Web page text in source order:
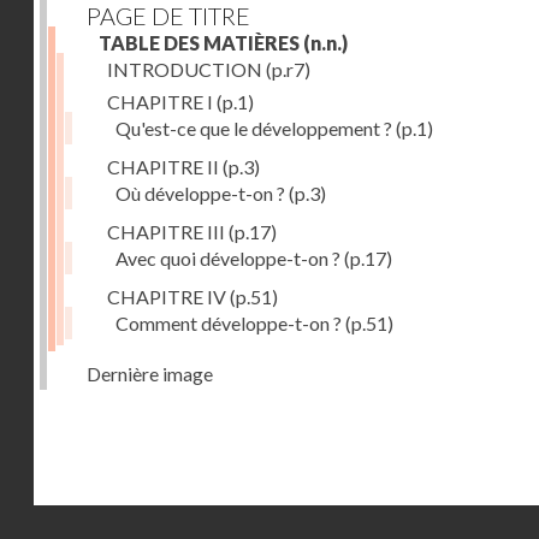
PAGE DE TITRE
TABLE DES MATIÈRES (n.n.)
INTRODUCTION (p.r7)
CHAPITRE I (p.1)
Qu'est-ce que le développement ? (p.1)
CHAPITRE II (p.3)
Où développe-t-on ? (p.3)
CHAPITRE III (p.17)
Avec quoi développe-t-on ? (p.17)
CHAPITRE IV(p.51)
Comment développe-t-on ? (p.51)
Dernière image